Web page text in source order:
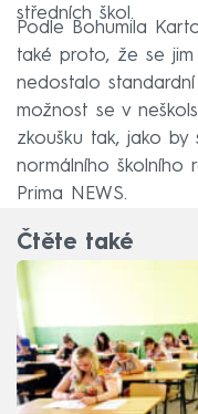
středních škol.
Podle Bohumila
také proto, že se
nedostalo
možnost se v
zkoušku tak, jako
normálního školního
Prima NEWS.
Čtěte také